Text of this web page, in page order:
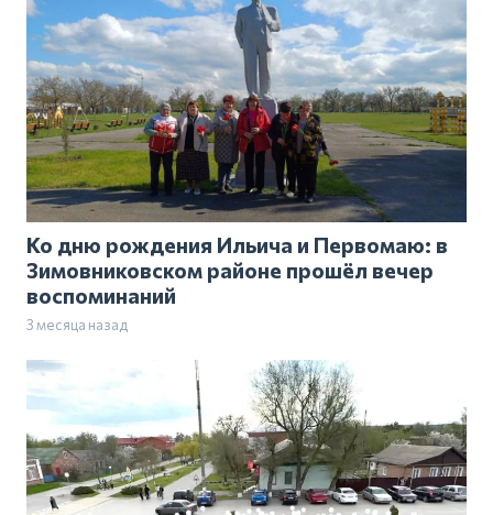
Ко дню рождения Ильича и Первомаю: в
Зимовниковском районе прошёл вечер
воспоминаний
3 месяца назад